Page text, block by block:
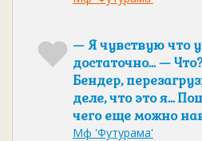
— Я чувствую что
достаточно… —
Бендер,
деле, что это я…
чего еще можно
Мф 'Футурама'